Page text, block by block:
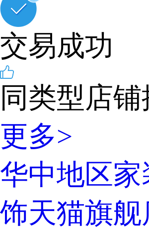
交易成功
同类型店
更多>
华中地区家
饰天猫旗舰